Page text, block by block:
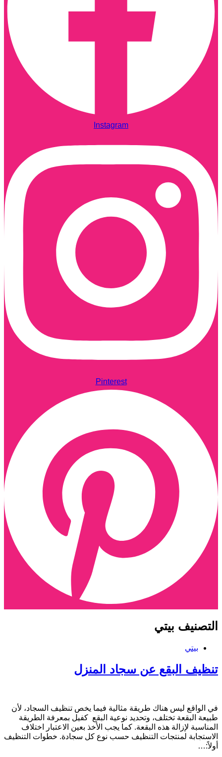
Instagram
Pinterest
بيتي
بيتي
البقع عن سجاد المنزل
الواقع ليس هناك طريقة مثالية فيما يخص تنظيف السجاد، لأن
البقعة تختلف، وتحديد نوعية البقع كفيل بمعرفة الطريقة
لإزالة هذه البقعة. كما يجب الأخذ بعين الاعتبار اختلاف
لمنتجات التنظيف حسب نوع كل سجادة. خطوات التنظيف